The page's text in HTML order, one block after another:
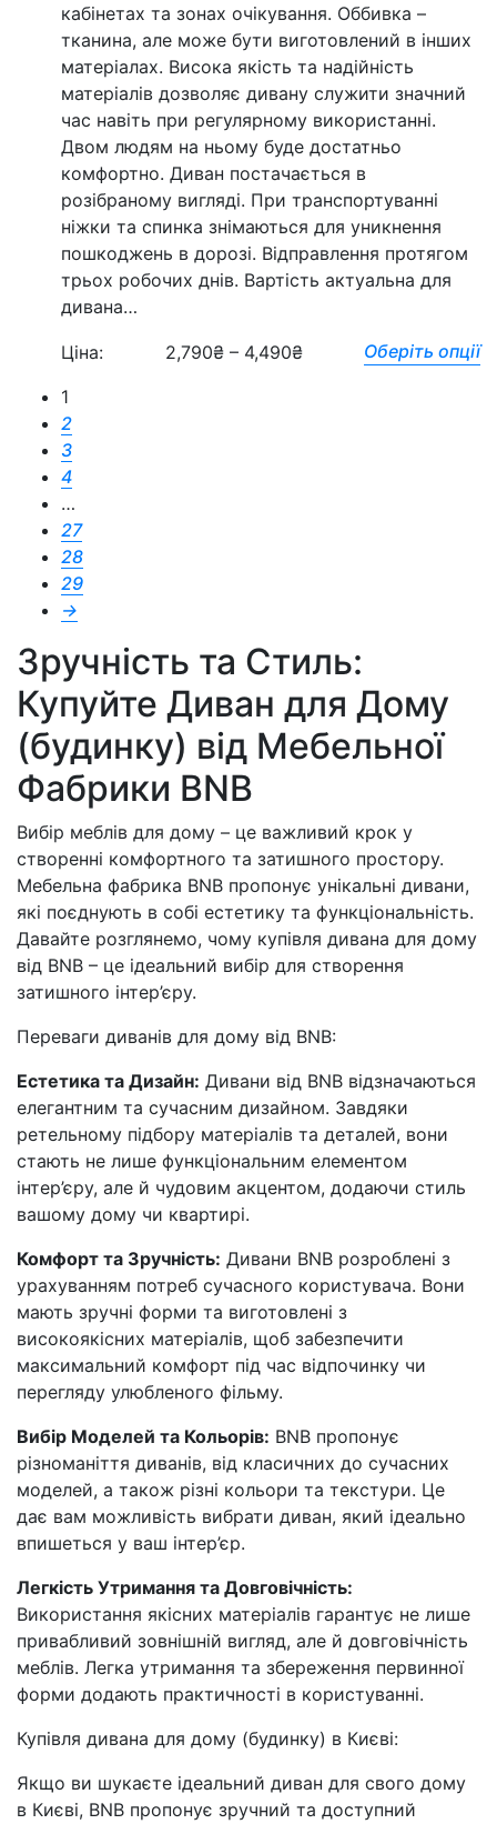
кабінетах та зонах очікування. Оббивка –
тканина, але може бути виготовлений в інших
матеріалах. Висока якість та надійність
матеріалів дозволяє дивану служити значний
час навіть при регулярному використанні.
Двом людям на ньому буде достатньо
комфортно. Диван постачається в
розібраному вигляді. При транспортуванні
ніжки та спинка знімаються для уникнення
пошкоджень в дорозі. Відправлення протягом
трьох робочих днів. Вартість актуальна для
дивана…
Ціна: 2,790₴– 4,490₴ Оберіть опції
1
2
3
4
…
27
28
29
→
Зручність та Стиль:
Купуйте Диван для Дому
(будинку) від Мебельної
Фабрики BNB
Вибір меблів для дому – це важливий крок у
створенні комфортного та затишного простору.
Мебельна фабрика BNB пропонує унікальні дивани,
які поєднують в собі естетику та функціональність.
Давайте розглянемо, чому купівля дивана для дому
від BNB – це ідеальний вибір для створення
затишного інтер’єру.
Переваги диванів для дому від BNB:
Естетика та Дизайн: Дивани від BNB відзначаються
елегантним та сучасним дизайном. Завдяки
ретельному підбору матеріалів та деталей, вони
стають не лише функціональним елементом
інтер’єру, але й чудовим акцентом, додаючи стиль
вашому дому чи квартирі.
Комфорт та Зручність: Дивани BNB розроблені з
урахуванням потреб сучасного користувача. Вони
мають зручні форми та виготовлені з
високоякісних матеріалів, щоб забезпечити
максимальний комфорт під час відпочинку чи
перегляду улюбленого фільму.
Вибір Моделей та Кольорів: BNB пропонує
різноманіття диванів, від класичних до сучасних
моделей, а також різні кольори та текстури. Це
дає вам можливість вибрати диван, який ідеально
впишеться у ваш інтер’єр.
Легкість Утримання та Довговічність:
Використання якісних матеріалів гарантує не лише
привабливий зовнішній вигляд, але й довговічність
меблів. Легка утримання та збереження первинної
форми додають практичності в користуванні.
Купівля дивана для дому (будинку) в Києві:
Якщо ви шукаєте ідеальний диван для свого дому
в Києві, BNB пропонує зручний та доступний